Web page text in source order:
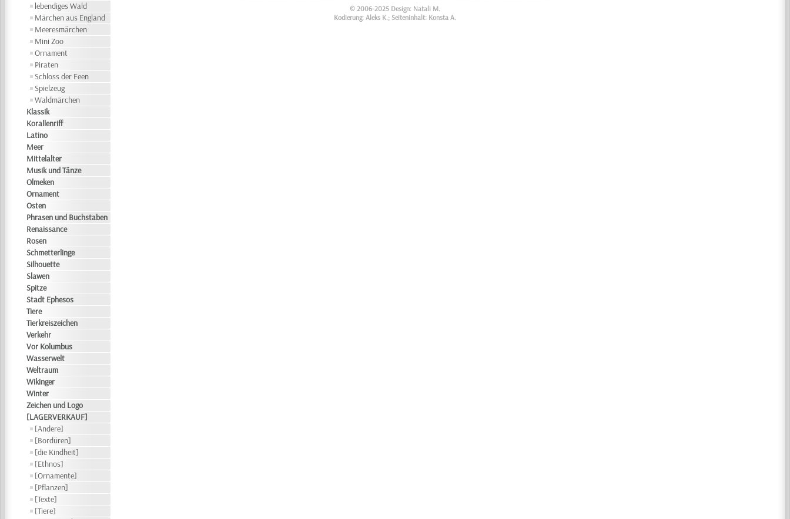
lebendiges Wald
Märchen aus England
Meeresmärchen
Mini Zoo
Ornament
Piraten
Schloss der Feen
Spielzeug
Waldmärchen
Klassik
Korallenriff
Latino
Meer
Mittelalter
Musik und Tänze
Olmeken
Ornament
Osten
Phrasen und Buchstaben
Renaissance
Rosen
Schmetterlinge
Silhouette
Slawen
Spitze
Stadt Ephesos
Tiere
Tierkreiszeichen
Verkehr
Vor Kolumbus
Wasserwelt
Weltraum
Wikinger
Winter
Zeichen und Logo
[LAGERVERKAUF]
[Andere]
[Bordüren]
[die Kindheit]
[Ethnos]
[Ornamente]
[Pflanzen]
[Texte]
[Tiere]
© 2006-2025 Design: Natali M.
Kodierung: Aleks K.; Seiteninhalt: Konsta A.